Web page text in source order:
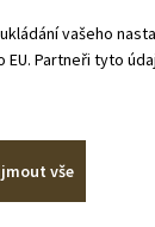
vašeho
Partneři tyto
vše